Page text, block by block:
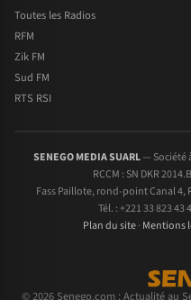
Toutes les Radios
RFM
Zik FM
Sud FM
RTS RSI
SENEGO MEDIA SUARL— Société
RCCM : SN DKR
Fass Paillote, rond-point Canal 4,
Tél. : +221 33 823 43
Plan du site· Mentions
© 2026 Senego.com : Actualité au